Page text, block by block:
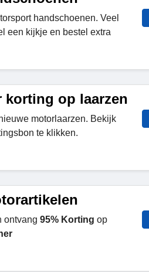
handschoenen. Veel
een kijkje en bestel extra
korting op laarzen
motorlaarzen. Bekijk
te klikken.
ontvang 95% Korting op